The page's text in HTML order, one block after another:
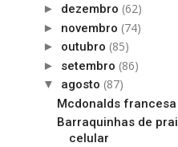
► dezembro (62)
► novembro (74)
► outubro (85)
► setembro (86)
▼ agosto (87)
Mcdonalds
Barraquinhas de
celular